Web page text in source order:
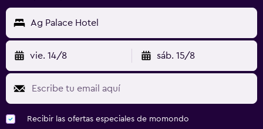
Ag Palace Hotel
vie. 14/8 sáb. 15/8
Recibir las ofertas especiales de momondo